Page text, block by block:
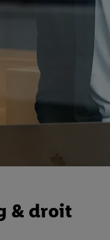
& droit